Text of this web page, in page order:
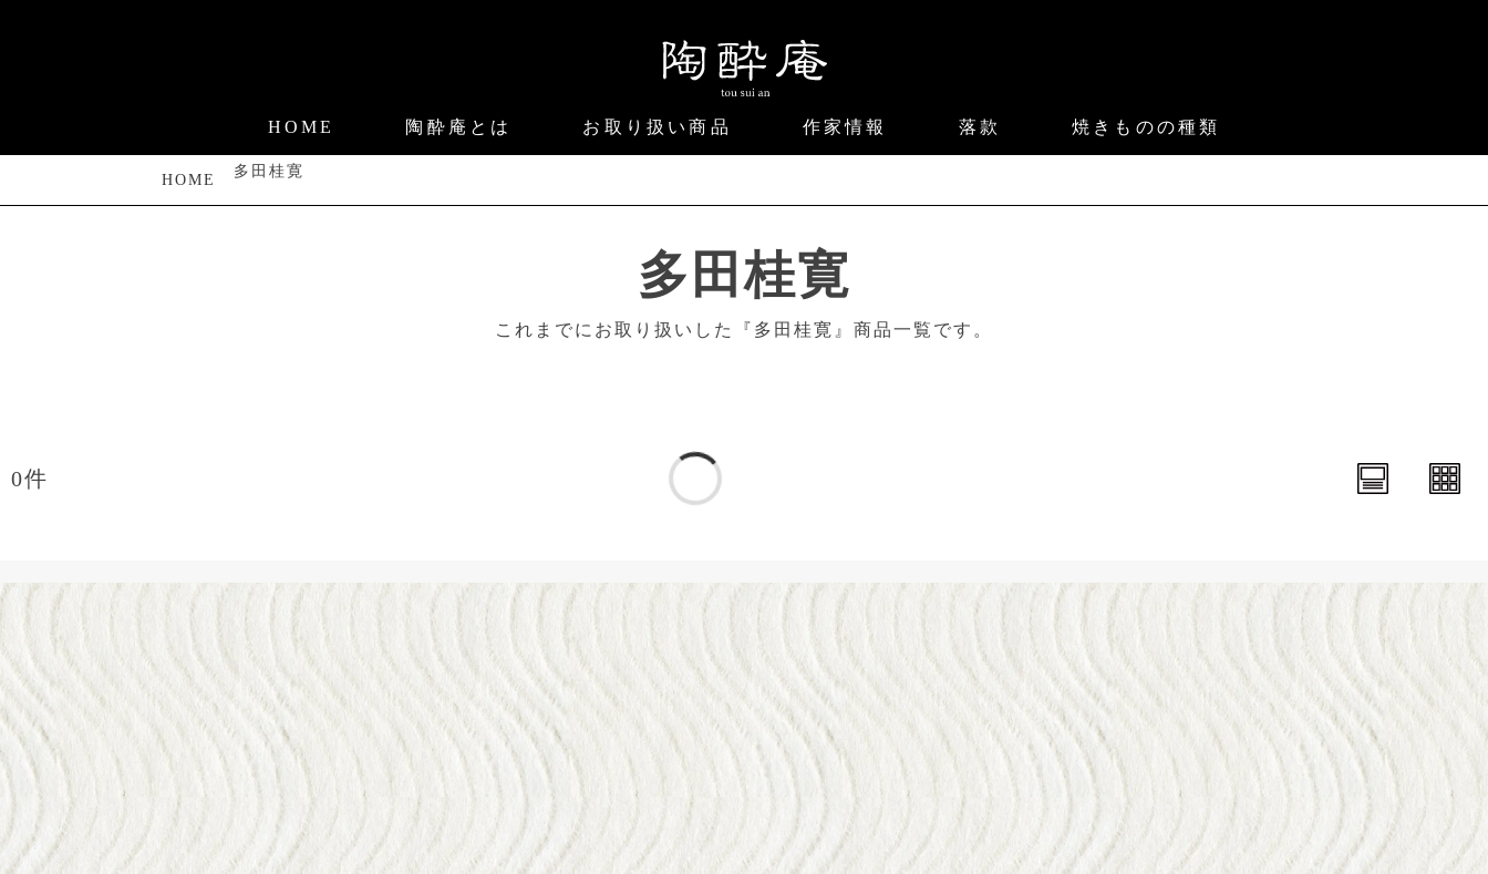
HOME 陶酔庵とは お取り扱い商品 作家情報 落款 焼きものの種類
HOME
多田桂寛
多田桂寛
これまでにお取り扱いした『多田桂寛』商品一覧です。